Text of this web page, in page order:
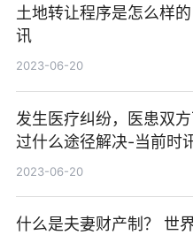
土地转让程序是怎么样
讯
2023-06-20
发生医疗纠纷，医患双
过什么途径解决-当前时
2023-06-20
什么是夫妻财产制？ 世